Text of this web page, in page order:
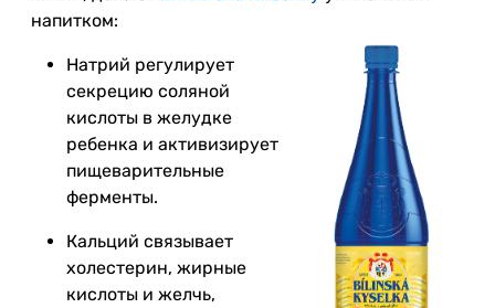
напитком:
Натрий регулирует
секрецию соляной
кислоты в желудке
ребенка и активизирует
пищеварительные
ферменты.
Кальций связывает
холестерин, жирные
кислоты и желчь,